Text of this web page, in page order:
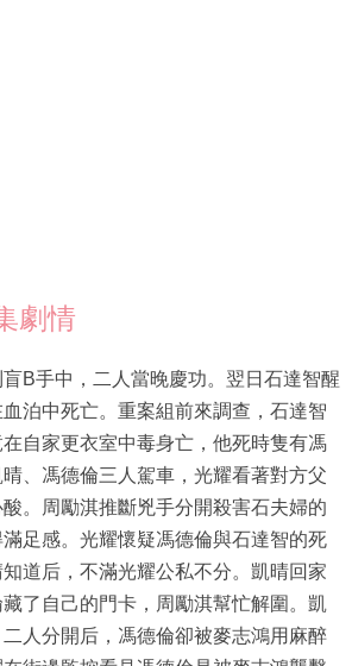
劇情
B手中，二人當晚慶功。翌日石達智醒
泊中死亡。重案組前來調查，石達智
自家更衣室中毒身亡，他死時隻有馮
、馮德倫三人駕車，光耀看著對方父
。周勵淇推斷兇手分開殺害石夫婦的
足感。光耀懷疑馮德倫與石達智的死
道后，不滿光耀公私不分。凱晴回家
了自己的門卡，周勵淇幫忙解圍。凱
人分開后，馮德倫卻被麥志鴻用麻醉